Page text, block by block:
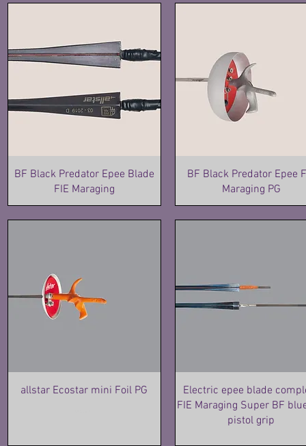
BF Black Predator Epee Blade
FIE Maraging
BF Black Predator Epee
Maraging PG
allstar Ecostar mini Foil PG
Electric epee blade
FIE Maraging Super BF
pistol grip